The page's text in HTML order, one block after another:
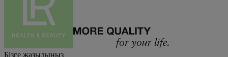
Бізге жазылыңыз